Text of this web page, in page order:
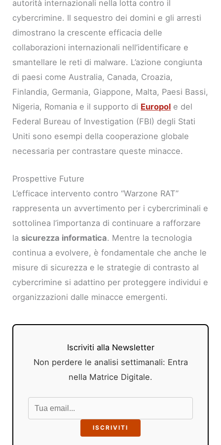
autorità internazionali nella lotta contro il
cybercrimine. Il sequestro dei domini e gli arresti
dimostrano la crescente efficacia delle
collaborazioni internazionali nell’identificare e
smantellare le reti di malware. L’azione congiunta
di paesi come Australia, Canada, Croazia,
Finlandia, Germania, Giappone, Malta, Paesi Bassi,
Nigeria, Romania e il supporto di Europol e del
Federal Bureau of Investigation (FBI) degli Stati
Uniti sono esempi della cooperazione globale
necessaria per contrastare queste minacce.
Prospettive Future
L’efficace intervento contro “Warzone RAT”
rappresenta un avvertimento per i cybercriminali e
sottolinea l’importanza di continuare a rafforzare
la sicurezza informatica. Mentre la tecnologia
continua a evolvere, è fondamentale che anche le
misure di sicurezza e le strategie di contrasto al
cybercrimine si adattino per proteggere individui e
organizzazioni dalle minacce emergenti.
Iscriviti alla Newsletter
Non perdere le analisi settimanali: Entra
nella Matrice Digitale.
ISCRIVITI